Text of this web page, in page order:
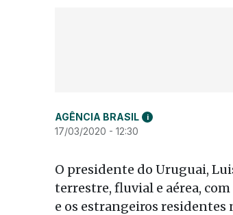
AGÊNCIA BRASIL i
17/03/2020 - 12:30
O presidente do Uruguai,
terrestre, fluvial e aérea,
e os estrangeiros residentes